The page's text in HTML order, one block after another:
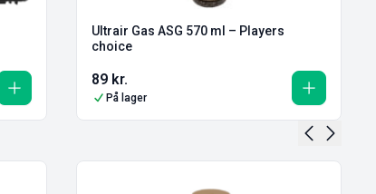
Ultrair Gas ASG 570 ml – Players
choice
89 kr.
På lager